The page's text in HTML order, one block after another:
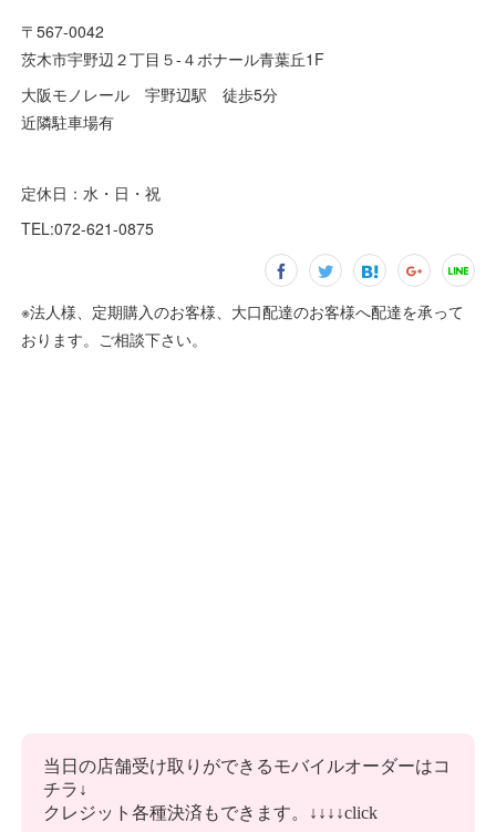
〒567-0042
茨木市宇野辺２丁目５-４ボナール青葉丘1F
大阪モノレール 宇野辺駅 徒歩5分
近隣駐車場有
定休日：水・日・祝
TEL:072-621-0875
※法人様、定期購入のお客様、大口配達のお客様へ配達を承って
おります。ご相談下さい。